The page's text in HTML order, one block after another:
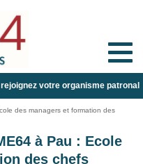
Toggle
votre organisme patronal
des managers et formation des
à Pau : Ecole
des chefs